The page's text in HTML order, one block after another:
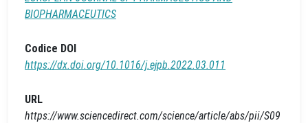
BIOPHARMACEUTICS
Codice DOI
https://dx.doi.org/10.1016/j.ejpb.2022.03.011
URL
https://www.sciencedirect.com/science/article/abs/pii/S09